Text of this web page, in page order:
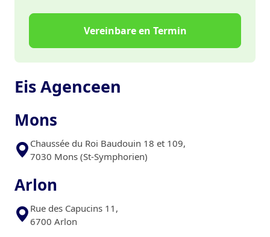
Vereinbare en Termin
Eis Agenceen
Mons
Chaussée du Roi Baudouin 18 et 109,
7030 Mons (St-Symphorien)
Arlon
Rue des Capucins 11,
6700 Arlon